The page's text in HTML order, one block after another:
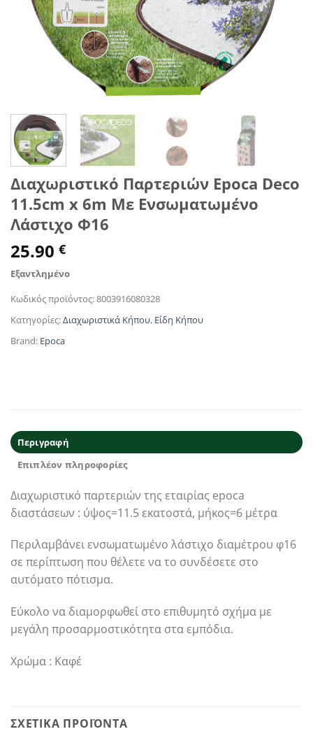
Διαχωριστικό Παρτεριών Epoca Deco
11.5cm x 6m Με Ενσωματωμένο
Λάστιχο Φ16
25.90 €
Εξαντλημένο
Κωδικός προϊόντος:8003916080328
Κατηγορίες:Διαχωριστικά Κήπου, Είδη Κήπου
Brand: Epoca
Περιγραφή
Επιπλέον πληροφορίες
Διαχωριστικό παρτεριών της εταιρίας epoca
διαστάσεων : ύψος=11.5 εκατοστά, μήκος=6 μέτρα
Περιλαμβάνει ενσωματωμένο λάστιχο διαμέτρου φ16
σε περίπτωση που θέλετε να το συνδέσετε στο
αυτόματο πότισμα.
Εύκολο να διαμορφωθεί στο επιθυμητό σχήμα με
μεγάλη προσαρμοστικότητα στα εμπόδια.
Χρώμα : Καφέ
ΣΧΕΤΙΚΆ ΠΡΟΪΌΝΤΑ